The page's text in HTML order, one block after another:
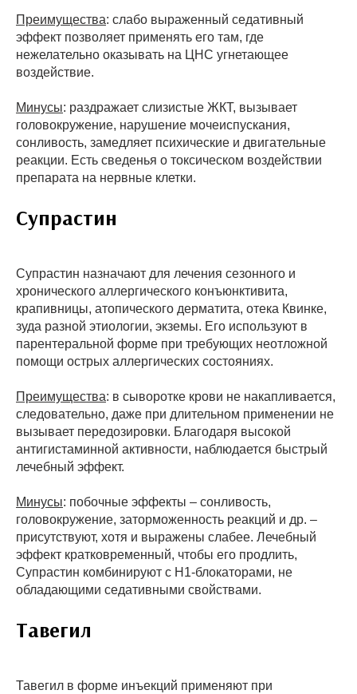
Преимущества: слабо выраженный седативный
эффект позволяет применять его там, где
нежелательно оказывать на ЦНС угнетающее
воздействие.
Минусы: раздражает слизистые ЖКТ, вызывает
головокружение, нарушение мочеиспускания,
сонливость, замедляет психические и двигательные
реакции. Есть сведенья о токсическом воздействии
препарата на нервные клетки.
Супрастин
Супрастин назначают для лечения сезонного и
хронического аллергического конъюнктивита,
крапивницы, атопического дерматита, отека Квинке,
зуда разной этиологии, экземы. Его используют в
парентеральной форме при требующих неотложной
помощи острых аллергических состояниях.
Преимущества: в сыворотке крови не накапливается,
следовательно, даже при длительном применении не
вызывает передозировки. Благодаря высокой
антигистаминной активности, наблюдается быстрый
лечебный эффект.
Минусы: побочные эффекты – сонливость,
головокружение, заторможенность реакций и др. –
присутствуют, хотя и выражены слабее. Лечебный
эффект кратковременный, чтобы его продлить,
Супрастин комбинируют с Н1-блокаторами, не
обладающими седативными свойствами.
Тавегил
Тавегил в форме инъекций применяют при